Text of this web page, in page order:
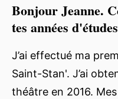
Bonjour Jeanne.
tes années
J’ai effectué ma
Saint-Stan'. J’ai
théâtre en 2016.